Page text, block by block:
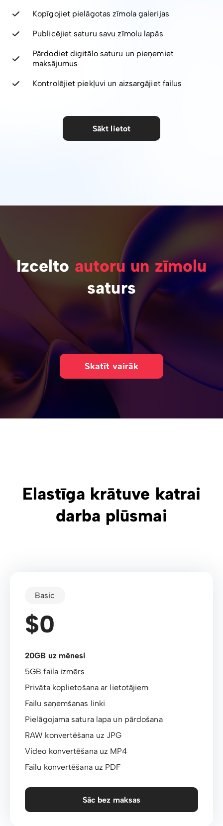
Kopīgojiet pielāgotas zīmola galerijas
Publicējiet saturu savu zīmolu lapās
Pārdodiet digitālo saturu un pieņemiet
maksājumus
Kontrolējiet piekļuvi un aizsargājiet failus
Sākt lietot
Izcelto autoru un zīmolu
saturs
Skatīt vairāk
Elastīga krātuve katrai
darba plūsmai
Basic
$0
20GB uz mēnesi
5GB faila izmērs
Privāta koplietošana ar lietotājiem
Failu saņemšanas linki
Pielāgojama satura lapa un pārdošana
RAW konvertēšana uz JPG
Video konvertēšana uz MP4
Failu konvertēšana uz PDF
Sāc bez maksas